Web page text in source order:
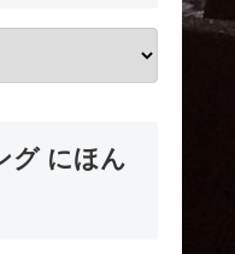
グ にほん